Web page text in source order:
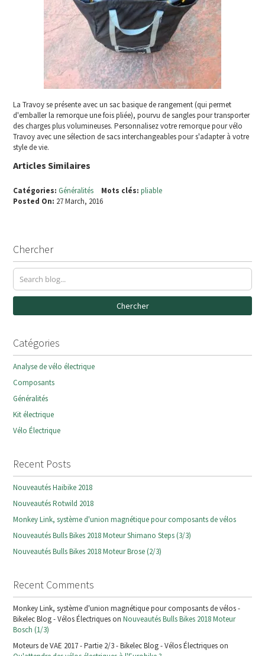
La Travoy se présente avec un sac basique de rangement (qui permet
d'emballer la remorque une fois pliée), pourvu de sangles pour transporter
des charges plus volumineuses. Personnalisez votre remorque pour vélo
Travoy avec une sélection de sacs interchangeables pour s'adapter à votre
style de vie.
Articles Similaires
Catégories: Généralités Mots clés: pliable
Posted On: 27 March, 2016
Chercher
Chercher
Catégories
Analyse de vélo électrique
Composants
Généralités
Kit électrique
Vélo Électrique
Recent Posts
Nouveautés Haibike 2018
Nouveautés Rotwild 2018
Monkey Link, système d'union magnétique pour composants de vélos
Nouveautés Bulls Bikes 2018 Moteur Shimano Steps (3/3)
Nouveautés Bulls Bikes 2018 Moteur Brose (2/3)
Recent Comments
Monkey Link, système d'union magnétique pour composants de vélos -
Bikelec Blog - Vélos Électriques onNouveautés Bulls Bikes 2018 Moteur
Bosch (1/3)
Moteurs de VAE 2017 - Partie 2/3 - Bikelec Blog - Vélos Électriques on